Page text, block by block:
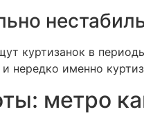
куртизанок в
нередко именно
метро